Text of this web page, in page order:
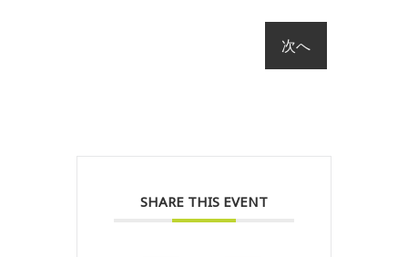
SHARE THIS EVENT